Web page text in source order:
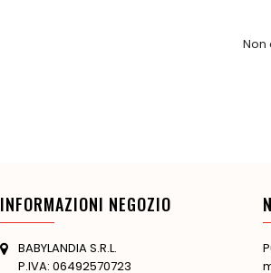
Non
INFORMAZIONI NEGOZIO
BABYLANDIA S.R.L.
P.IVA: 06492570723